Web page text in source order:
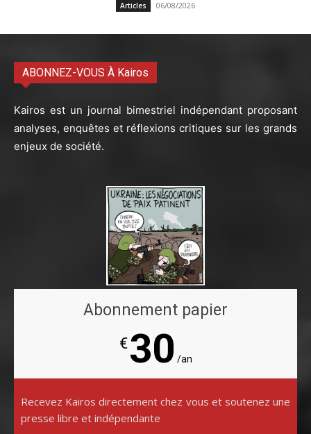
Articles 06/08/2026
ABONNEZ-VOUS À Kairos
Kairos est un journal bimestriel indépendant proposant
analyses, enquêtes et réflexions critiques sur les grands
enjeux de société.
Abonnement papier
€30 /an
Recevez Kairos directement chez vous et soutenez une
presse libre et indépendante